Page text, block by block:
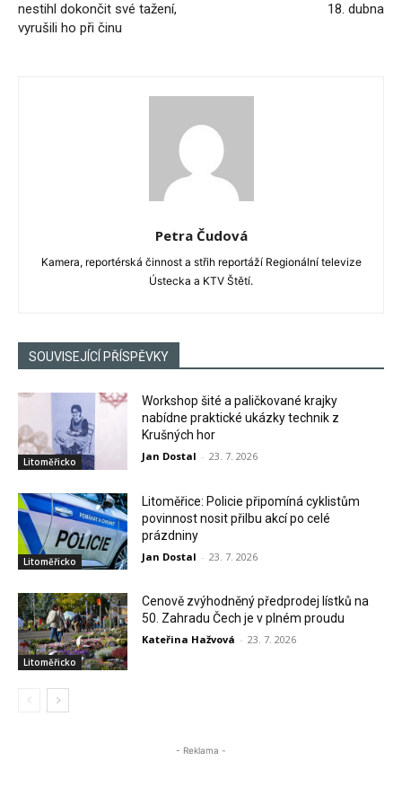
nestihl dokončit své tažení,
vyrušili ho při činu
18. dubna
Petra Čudová
Kamera, reportérská činnost a střih reportáží Regionální televize
Ústecka a KTV Štětí.
SOUVISEJÍCÍ PŘÍSPĚVKY
Litoměřicko
Workshop šité a paličkované krajky
nabídne praktické ukázky technik z
Krušných hor
Jan Dostal - 23. 7. 2026
Litoměřicko
Litoměřice: Policie připomíná cyklistům
povinnost nosit přilbu akcí po celé
prázdniny
Jan Dostal - 23. 7. 2026
Litoměřicko
Cenově zvýhodněný předprodej lístků na
50. Zahradu Čech je v plném proudu
Kateřina Hažvová - 23. 7. 2026
- Reklama -